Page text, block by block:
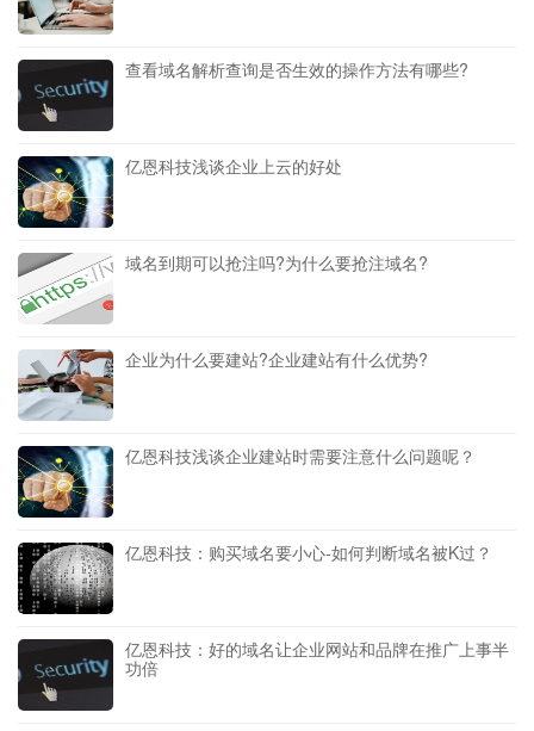
查看域名解析查询是否生效的操作方法有哪些?
亿恩科技浅谈企业上云的好处
域名到期可以抢注吗?为什么要抢注域名?
企业为什么要建站?企业建站有什么优势?
亿恩科技浅谈企业建站时需要注意什么问题呢？
亿恩科技：购买域名要小心-如何判断域名被K过？
亿恩科技：好的域名让企业网站和品牌在推广上事半
功倍